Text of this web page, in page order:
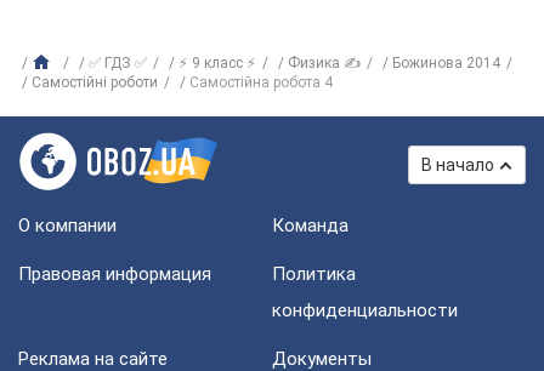
✅ ГДЗ ✅ ⚡ 9 класс ⚡ Физика ✍
Божинова 2014
Самостійні роботи
Самостійна робота 4
В начало
О компании Команда
Правовая информация
Политика
конфиденциальности
Реклама на сайте Документы